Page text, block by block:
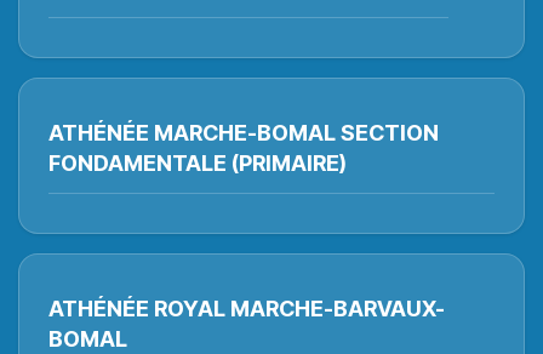
ATHÉNÉE MARCHE-BOMAL SECTION
FONDAMENTALE (PRIMAIRE)
ATHÉNÉE ROYAL MARCHE-BARVAUX-
BOMAL